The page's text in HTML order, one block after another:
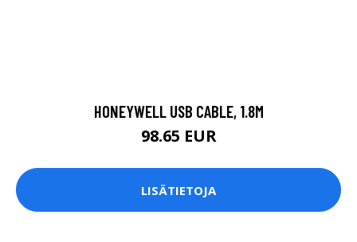
HONEYWELL USB CABLE, 1.8M
98.65 EUR
LISÄTIETOJA